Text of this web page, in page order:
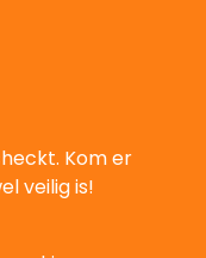
Kom er
veilig is!